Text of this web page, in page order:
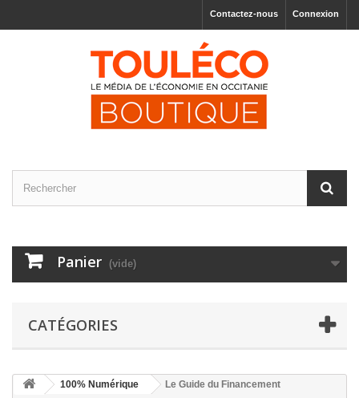
Connexion
Contactez-nous
Panier (vide)
CATÉGORIES
100% Numérique
Le Guide du Financement